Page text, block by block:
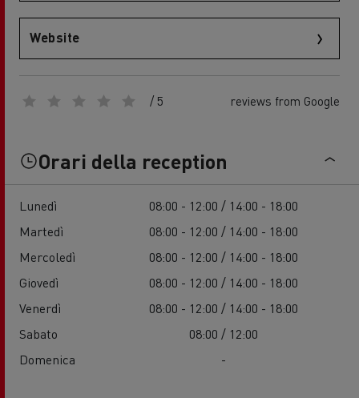
Website
/ 5 reviews from Google
Orari della reception
Lunedì
08:00 - 12:00 / 14:00 - 18:00
Martedì
08:00 - 12:00 / 14:00 - 18:00
Mercoledì
08:00 - 12:00 / 14:00 - 18:00
Giovedì
08:00 - 12:00 / 14:00 - 18:00
Venerdì
08:00 - 12:00 / 14:00 - 18:00
Sabato
08:00 / 12:00
Domenica
-